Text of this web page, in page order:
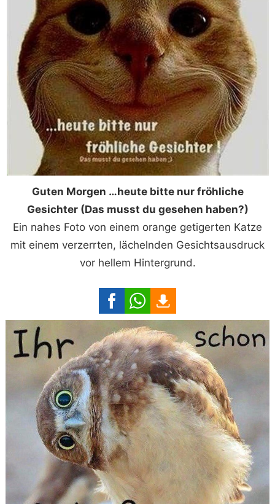
Guten Morgen …heute bitte nur fröhliche
Gesichter (Das musst du gesehen haben?)
Ein nahes Foto von einem orange getigerten Katze
mit einem verzerrten, lächelnden Gesichtsausdruck
vor hellem Hintergrund.